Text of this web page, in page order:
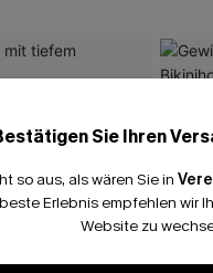
Sie Ihren
so aus, als wären Sie in
Erlebnis empfehlen wir
Website zu